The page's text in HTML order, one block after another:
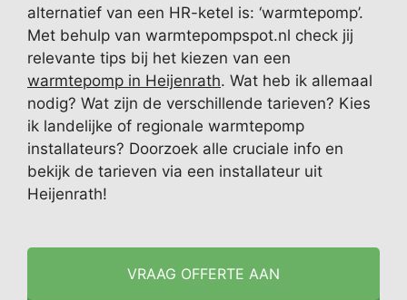
alternatief van een HR-ketel is: ‘warmtepomp’.
Met behulp van warmtepompspot.nl check jij
relevante tips bij het kiezen van een
warmtepomp in Heijenrath. Wat heb ik allemaal
nodig? Wat zijn de verschillende tarieven? Kies
ik landelijke of regionale warmtepomp
installateurs? Doorzoek alle cruciale info en
bekijk de tarieven via een installateur uit
Heijenrath!
VRAAG OFFERTE AAN